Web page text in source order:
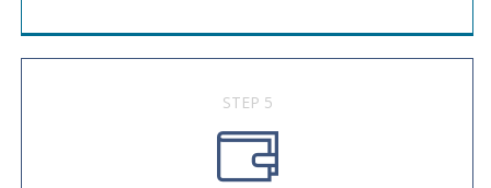
STEP 5